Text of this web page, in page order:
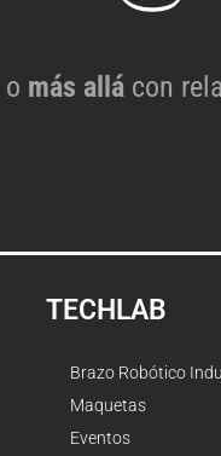
o más allácon
TECHLAB
Brazo Robótico
Maquetas
Eventos